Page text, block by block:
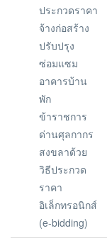
ประกวดราคา
จ้างก่อสร้าง
ปรับปรุง
ซ่อมแซม
อาคารบ้าน
พัก
ข้าราชการ
ด่านศุลกากร
สงขลาด้วย
วิธีประกวด
ราคา
อิเล็กทรอนิกส์
(e-bidding)